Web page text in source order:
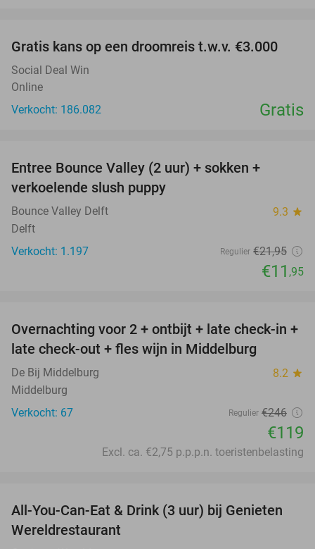
Gratis kans op een droomreis t.w.v. €3.000
Social Deal Win
Online
Verkocht: 186.082
Gratis
Entree Bounce Valley (2 uur) + sokken +
verkoelende slush puppy
Bounce Valley Delft 9.3 star
Delft
Verkocht: 1.197
Regulier €21,95
€11 ,95
52%
Overnachting voor 2 + ontbijt + late check-in +
late check-out + fles wijn in Middelburg
De Bij Middelburg 8.2 star
Middelburg
Verkocht: 67
Regulier €246
€119
Excl. ca. €2,75 p.p.p.n. toeristenbelasting
19%
All-You-Can-Eat & Drink (3 uur) bij Genieten
Wereldrestaurant